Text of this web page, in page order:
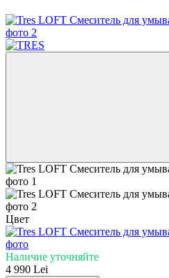
Цвет
Наличие уточняйте
4 990 Lei